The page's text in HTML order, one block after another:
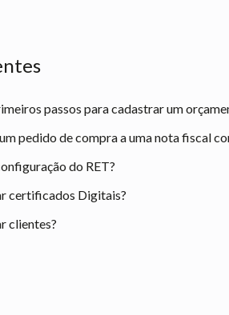
passos para cadastrar um
pedido de compra a uma nota fiscal
do RET?
certificados Digitais?
clientes?